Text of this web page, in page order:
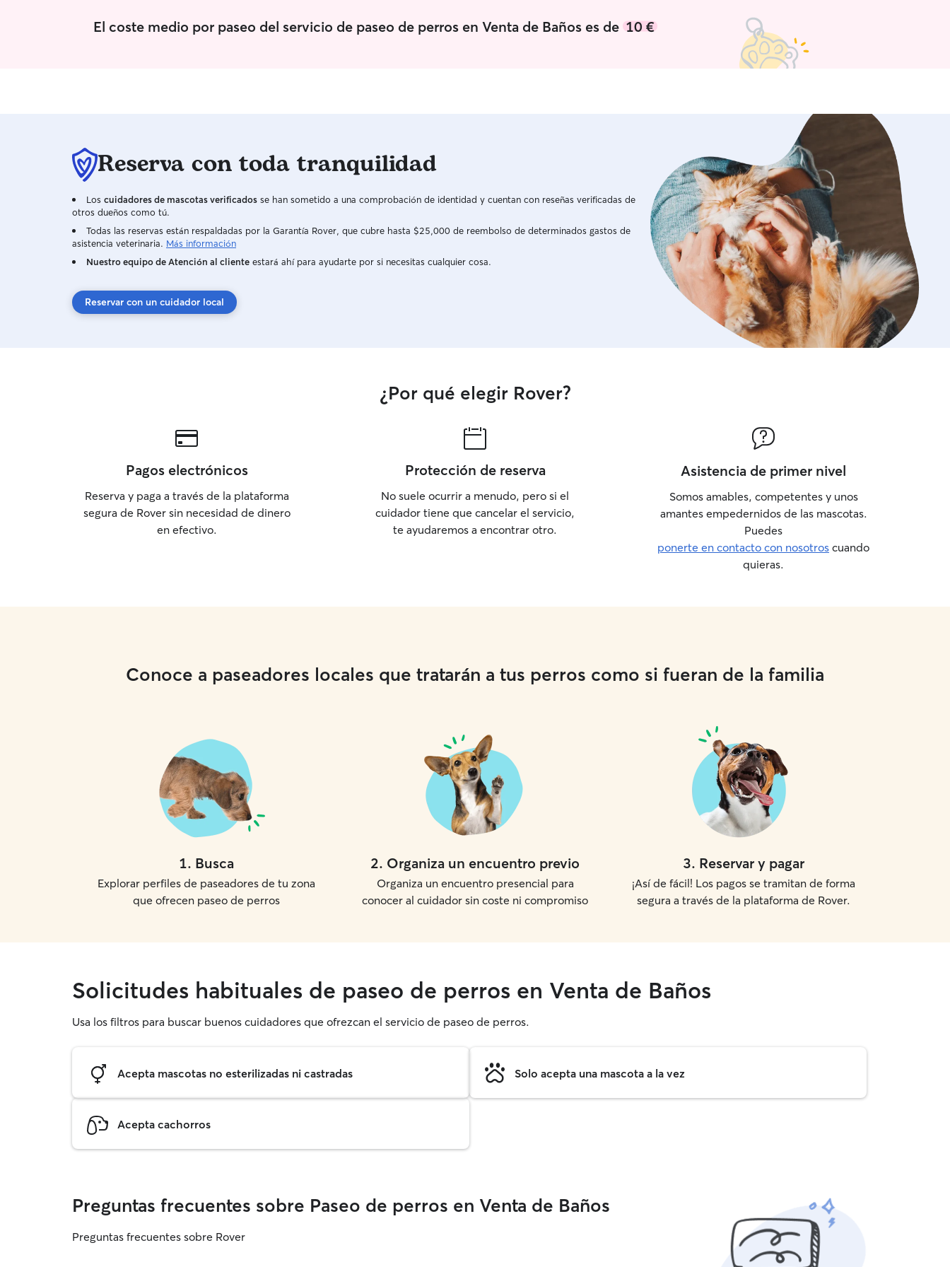
El coste medio por paseo del servicio de paseo de perros en Venta de Baños es de 10 €
Reserva con toda tranquilidad
Los cuidadores de mascotas verificados se han sometido a una comprobación de identidad y cuentan con reseñas verificadas de
otros dueños como tú.
Todas las reservas están respaldadas por la Garantía Rover, que cubre hasta $25,000 de reembolso de determinados gastos de
asistencia veterinaria. Más información
Nuestro equipo de Atención al cliente estará ahí para ayudarte por si necesitas cualquier cosa.
Reservar con un cuidador local
¿Por qué elegir Rover?
Pagos electrónicos
Reserva y paga a través de la plataforma
segura de Rover sin necesidad de dinero
en efectivo.
Protección de reserva
No suele ocurrir a menudo, pero si el
cuidador tiene que cancelar el servicio,
te ayudaremos a encontrar otro.
Asistencia de primer nivel
Somos amables, competentes y unos
amantes empedernidos de las mascotas.
Puedes
ponerte en contacto con nosotros cuando
quieras.
Conoce a paseadores locales que tratarán a tus perros como si fueran de la familia
1. Busca
Explorar perfiles de paseadores de tu zona
que ofrecen paseo de perros
2. Organiza un encuentro previo
Organiza un encuentro presencial para
conocer al cuidador sin coste ni compromiso
3. Reservar y pagar
¡Así de fácil! Los pagos se tramitan de forma
segura a través de la plataforma de Rover.
Solicitudes habituales de paseo de perros en Venta de Baños
Usa los filtros para buscar buenos cuidadores que ofrezcan el servicio de paseo de perros.
Acepta mascotas no esterilizadas ni castradas Solo acepta una mascota a la vez
Acepta cachorros
Preguntas frecuentes sobre Paseo de perros en Venta de Baños
Preguntas frecuentes sobre Rover